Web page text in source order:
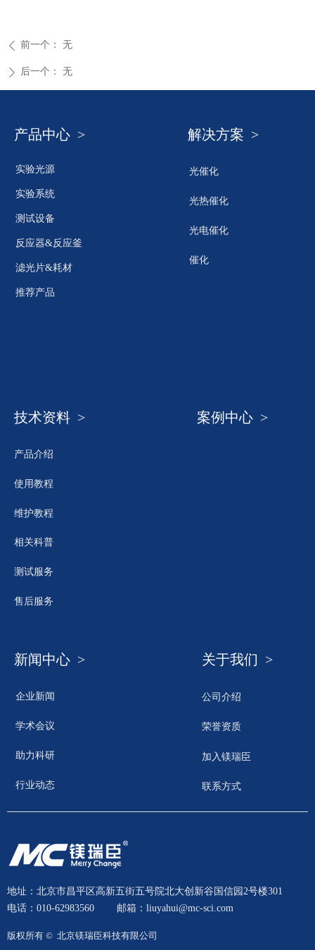
ꄴ 前一个： 无
ꄲ 后一个： 无
产品中心 >
实验光源
实验系统
测试设备
反应器&反应釜
滤光片&耗材
推荐产品
解决方案 >
光催化
光热催化
光电催化
催化
技术资料 >
产品介绍
使用教程
维护教程
相关科普
测试服务
售后服务
案例中心 >
新闻中心 >
企业新闻
学术会议
助力科研
行业动态
关于我们 >
公司介绍
荣誉资质
加入镁瑞臣
联系方式
版权所有 © 北京镁瑞臣科技有限公司
地址：北京市昌平区高新五街五号院北大创新谷国信园2号楼301
电话：010-62983560 邮箱：liuyahui@mc-sci.com